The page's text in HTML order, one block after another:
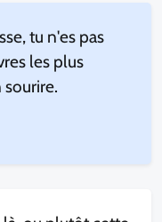
tu n'es pas
les plus